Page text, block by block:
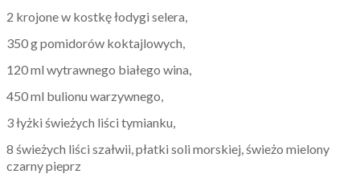
2 krojone w kostkę łodygi selera,
350 g pomidorów koktajlowych,
120 ml wytrawnego białego wina,
450 ml bulionu warzywnego,
3 łyżki świeżych liści tymianku,
8 świeżych liści szałwii, płatki soli morskiej, świeżo mielony
czarny pieprz